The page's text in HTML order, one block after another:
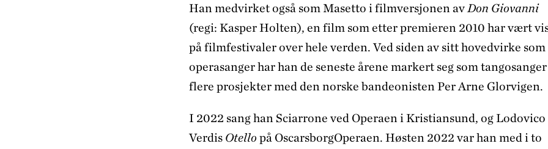
Han medvirket også som Masetto i filmversjonen avDon Giovanni
(regi: Kasper Holten), en film som etter premieren 2010 har vært
på filmfestivaler over hele verden. Ved siden av sitt hovedvirke som
operasanger har han de seneste årene markert seg som
flere prosjekter med den norske bandeonisten Per Arne Glorvigen.
I 2022 sang han Sciarrone ved Operaen i Kristiansund, og
Verdis Otello på OscarsborgOperaen. Høsten 2022 var han med i to